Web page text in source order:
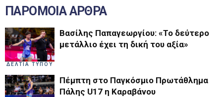
ΠΑΡΟΜΟΙΑ ΑΡΘΡΑ
ΔΕΛΤΙΑ ΤΥΠΟΥ
Βασίλης Παπαγεωργίου: «Το δεύτερο
μετάλλιο έχει τη δική του αξία»
Πέμπτη στο Παγκόσμιο Πρωτάθλημα
Πάλης U17 η Καραβάνου